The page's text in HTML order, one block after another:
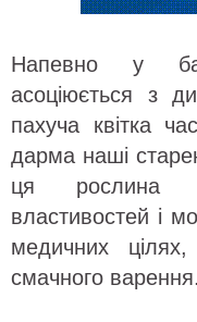
Напевно у
асоціюється з
пахуча квітка
дарма наші
ця рослина
властивостей і
медичних
смачного варення.